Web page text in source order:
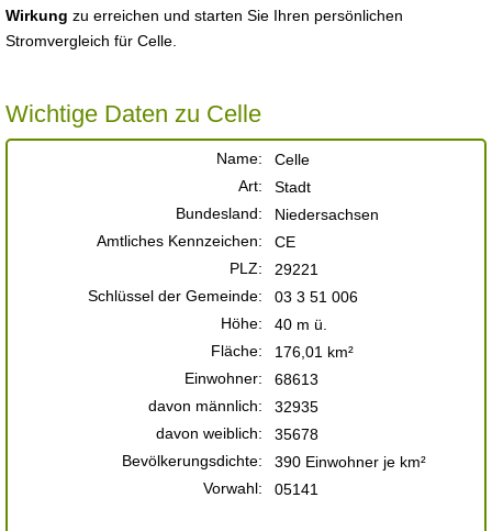
Wirkung zu erreichen und starten Sie Ihren persönlichen
Stromvergleich für Celle.
Wichtige Daten zu Celle
Name:
Celle
Art:
Stadt
Bundesland:
Niedersachsen
Amtliches Kennzeichen:
CE
PLZ:
29221
Schlüssel der Gemeinde:
03 3 51 006
Höhe:
40 m ü.
Fläche:
176,01 km²
Einwohner:
68613
davon männlich:
32935
davon weiblich:
35678
Bevölkerungsdichte:
390 Einwohner je km²
Vorwahl:
05141